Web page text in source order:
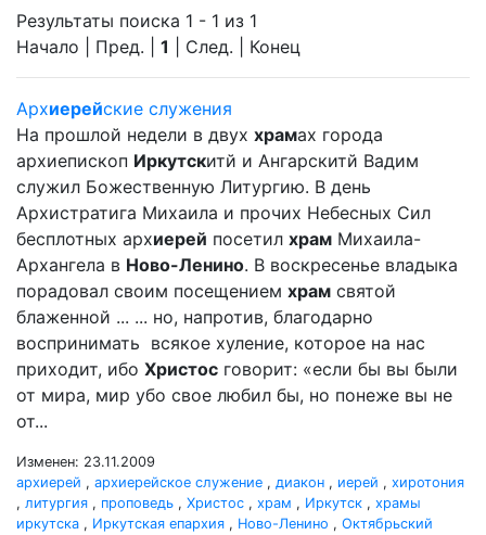
Результаты поиска 1 - 1 из 1
Начало | Пред. | 1 | След. | Конец
Архиерейские служения
На прошлой недели в двух храмах города
архиепископ Иркутскитй и Ангарскитй Вадим
служил Божественную Литургию. В день
Архистратига Михаила и прочих Небесных Сил
бесплотных архиерей посетил храм Михаила-
Архангела в Ново-Ленино. В воскресенье владыка
порадовал своим посещением храм святой
блаженной ... ... но, напротив, благодарно
воспринимать всякое хуление, которое на нас
приходит, ибо Христос говорит: «если бы вы были
от мира, мир убо свое любил бы, но понеже вы не
от...
Изменен: 23.11.2009
архиерей , архиерейское служение , диакон , иерей , хиротония
, литургия , проповедь , Христос , храм , Иркутск , храмы
иркутска , Иркутская епархия , Ново-Ленино , Октябрьский